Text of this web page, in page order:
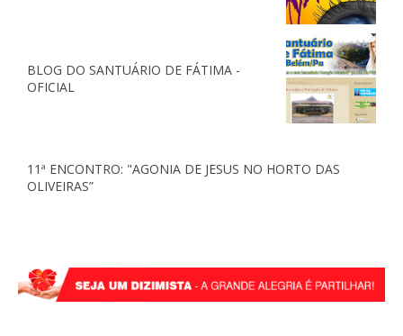
BLOG DO SANTUÁRIO DE FÁTIMA -
OFICIAL
11ª ENCONTRO: "AGONIA DE JESUS NO HORTO DAS
OLIVEIRAS”